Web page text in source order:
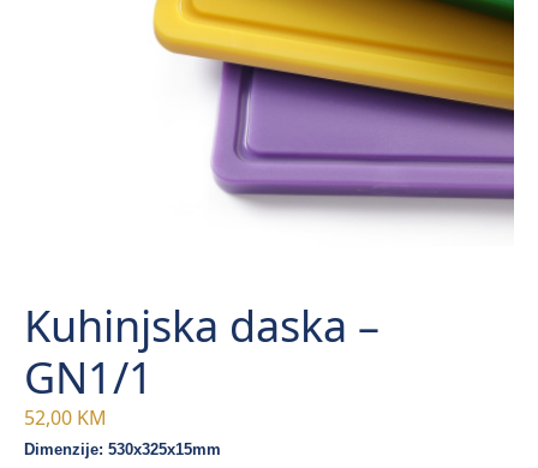
Kuhinjska daska –
GN1/1
52,00 KM
Dimenzije: 530x325x15mm